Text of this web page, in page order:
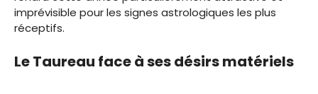
imprévisible pour les signes astrologiques les plus
réceptifs.
Le Taureau face à ses désirs matériels